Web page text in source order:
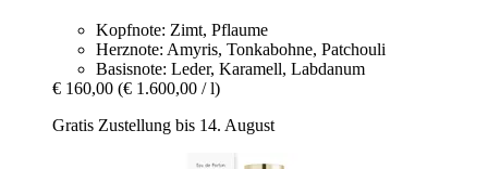
Kopfnote: Zimt, Pflaume
Herznote: Amyris, Tonkabohne, Patchouli
Basisnote: Leder, Karamell, Labdanum
€ 160,00 (€ 1.600,00 / l)
Gratis Zustellung bis 14. August